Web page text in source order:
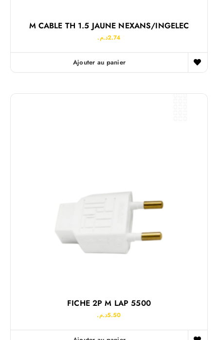
M CABLE TH 1.5 JAUNE NEXANS/INGELEC
2.74د.م.
Ajouter au panier
FICHE 2P M LAP 5500
5.50د.م.